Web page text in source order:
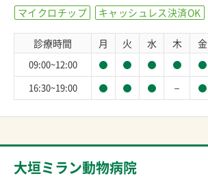
マイクロチップ
キャッシュレス決済OK
診療時間 月 火 水 木 金
09:00~12:00
16:30~19:00 －
大垣ミラン動物病院